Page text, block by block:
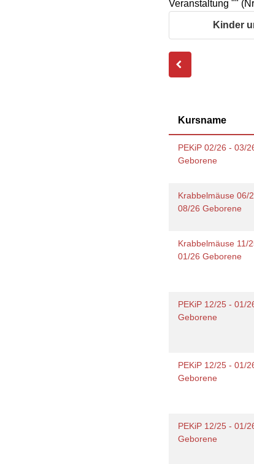
Wohnen
Veranstaltung ""
Kinder
Kursname
PEKiP 02/26 - 03/
Geborene
Krabbelmäuse 06/
08/26 Geborene
Krabbelmäuse 11/
01/26 Geborene
PEKiP 12/25 - 01/
Geborene
PEKiP 12/25 - 01/
Geborene
PEKiP 12/25 - 01/
Geborene